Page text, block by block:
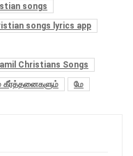
songs
songs lyrics app
Christians Songs
கீர்த்தனைகளும் மே